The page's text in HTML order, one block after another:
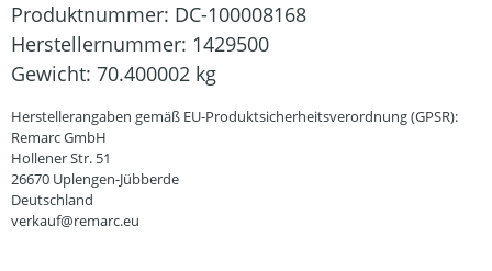
Produktnummer: DC-100008168
Herstellernummer: 1429500
Gewicht: 70.400002 kg
Herstellerangaben gemäß EU-Produktsicherheitsverordnung (GPSR):
Remarc GmbH
Hollener Str. 51
26670 Uplengen-Jübberde
Deutschland
verkauf@remarc.eu